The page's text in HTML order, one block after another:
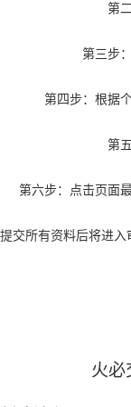
第
第三步
第四步：根据
第
第六步：点击页面
交所有资料后将进
火必